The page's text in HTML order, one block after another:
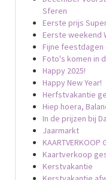
Sferen
Eerste prijs
Eerste weekend
Fijne feestdagen
Foto's komen in
Happy 2025!
Happy New Year!
Herfstvakantie
Hiep hoera,
In de prijzen bij
Jaarmarkt
KAARTVERKOOP
Kaartverkoop
Kerstvakantie